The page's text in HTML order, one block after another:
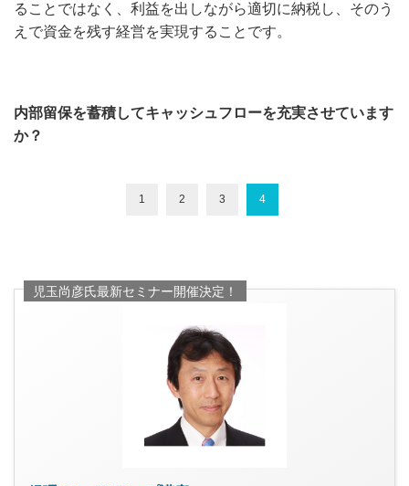
ることではなく、利益を出しながら適切に納税し、そのう
えで資金を残す経営を実現することです。
内部留保を蓄積してキャッシュフローを充実させています
か？
1 2 3 4
児玉尚彦氏最新セミナー開催決定！